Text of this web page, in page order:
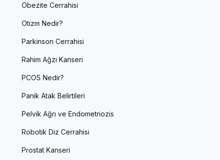
Obezite Cerrahisi
Otizm Nedir?
Parkinson Cerrahisi
Rahim Ağzı Kanseri
PCOS Nedir?
Panik Atak Belirtileri
Pelvik Ağrı ve Endometriozis
Robotik Diz Cerrahisi
Prostat Kanseri